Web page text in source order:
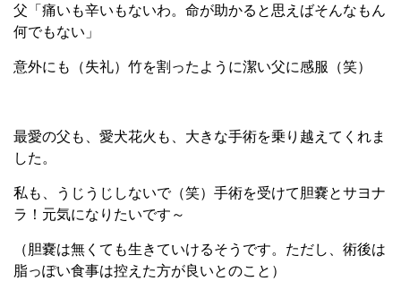
父「痛いも辛いもないわ。命が助かると思えばそんなもん
何でもない」
意外にも（失礼）竹を割ったように潔い父に感服（笑）
最愛の父も、愛犬花火も、大きな手術を乗り越えてくれま
した。
私も、うじうじしないで（笑）手術を受けて胆嚢とサヨナ
ラ！元気になりたいです～
（胆嚢は無くても生きていけるそうです。ただし、術後は
脂っぽい食事は控えた方が良いとのこと）